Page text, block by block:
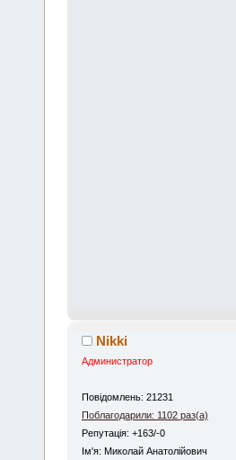
Nikki
Администратор
Повідомлень: 21231
Поблагодарили: 1102 раз(а)
Репутація: +163/-0
Iм'я: Миколай Анатолійович